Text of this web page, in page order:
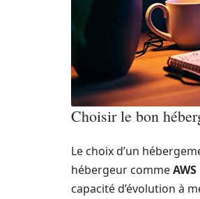
Choisir le bon
Le choix d’un
hébergeur commeAWS
capacité d’évolution à